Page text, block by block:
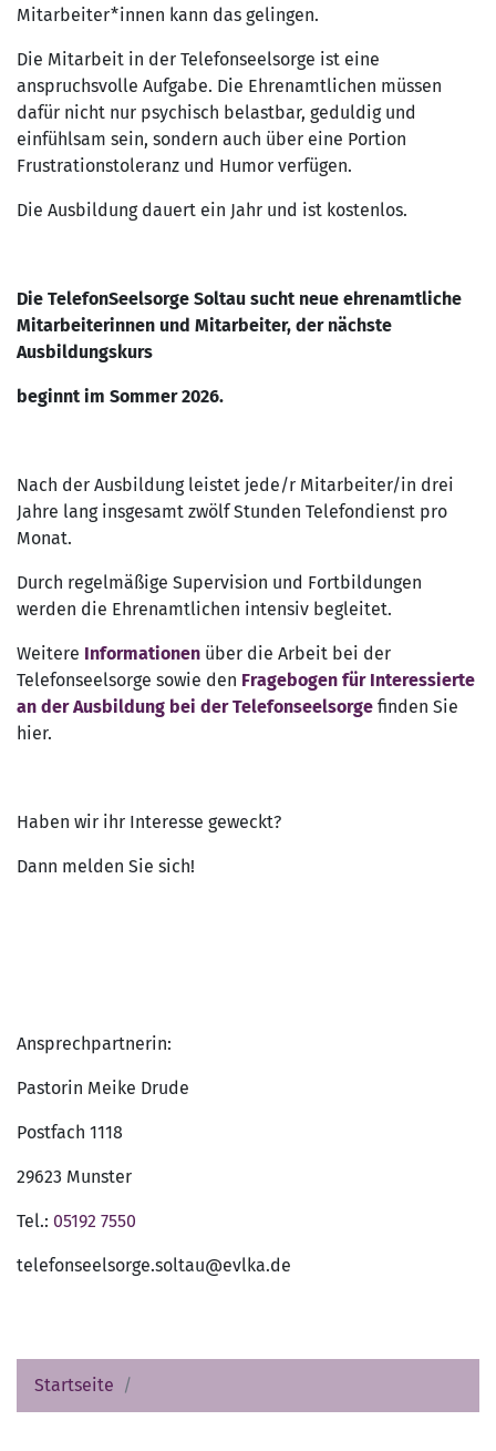
Mitarbeiter*innen kann das gelingen.
Die Mitarbeit in der Telefonseelsorge ist eine
anspruchsvolle Aufgabe. Die Ehrenamtlichen müssen
dafür nicht nur psychisch belastbar, geduldig und
einfühlsam sein, sondern auch über eine Portion
Frustrationstoleranz und Humor verfügen.
Die Ausbildung dauert ein Jahr und ist kostenlos.
Die TelefonSeelsorge Soltau sucht neue ehrenamtliche
Mitarbeiterinnen und Mitarbeiter, der nächste
Ausbildungskurs
beginnt im Sommer 2026.
Nach der Ausbildung leistet jede/r Mitarbeiter/in drei
Jahre lang insgesamt zwölf Stunden Telefondienst pro
Monat.
Durch regelmäßige Supervision und Fortbildungen
werden die Ehrenamtlichen intensiv begleitet.
Weitere Informationen über die Arbeit bei der
Telefonseelsorge sowie den Fragebogen für Interessierte
an der Ausbildung bei der Telefonseelsorge finden Sie
hier.
Haben wir ihr Interesse geweckt?
Dann melden Sie sich!
Ansprechpartnerin:
Pastorin Meike Drude
Postfach 1118
29623 Munster
Tel.: 05192 7550
telefonseelsorge.soltau@evlka.de
Startseite